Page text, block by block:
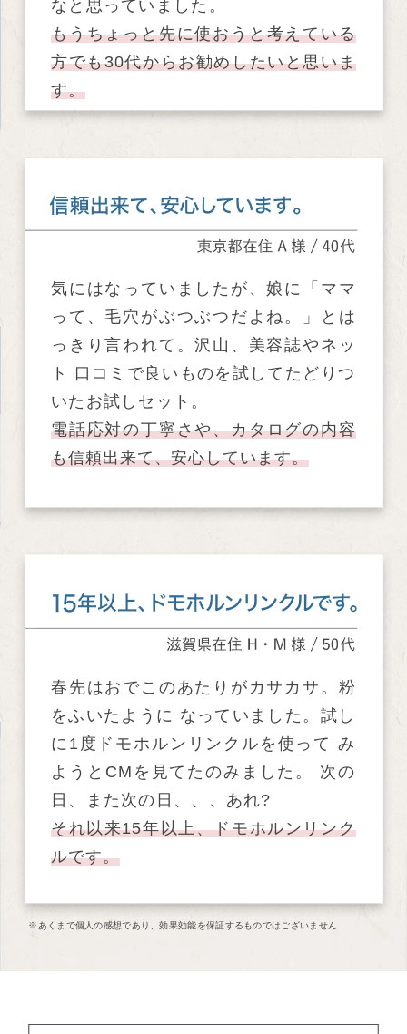
なと思っていました。
もうちょっと先に使おうと考えている
方でも30代からお勧めしたいと思いま
す。
気にはなっていましたが、娘に「ママ
って、毛穴がぶつぶつだよね。」とは
っきり言われて。沢山、美容誌やネッ
ト 口コミで良いものを試してたどりつ
いたお試しセット。
電話応対の丁寧さや、カタログの内容
も信頼出来て、安心しています。
春先はおでこのあたりがカサカサ。粉
をふいたように なっていました。試し
に1度ドモホルンリンクルを使って み
ようとCMを見てたのみました。 次の
日、また次の日、、、あれ?
それ以来15年以上、ドモホルンリンク
ルです。
※あくまで個人の感想であり、効果効能を保証するものではございません